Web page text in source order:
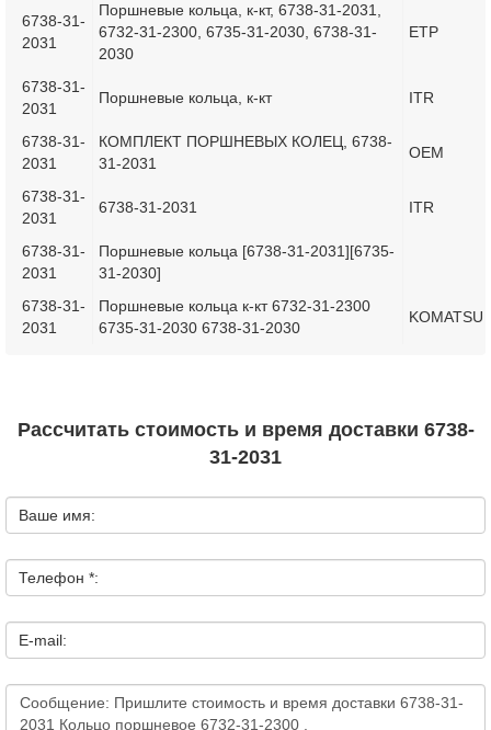
6738-31-
2031
Поршневые кольца, к-кт, 6738-31-2031,
6732-31-2300, 6735-31-2030, 6738-31-
2030
ETP
6738-31-
2031
Поршневые кольца, к-кт ITR
6738-31-
2031
КОМПЛЕКТ ПОРШНЕВЫХ КОЛЕЦ, 6738-
31-2031
OEM
6738-31-
2031
6738-31-2031 ITR
6738-31-
2031
Поршневые кольца [6738-31-2031][6735-
31-2030]
6738-31-
2031
Поршневые кольца к-кт 6732-31-2300
6735-31-2030 6738-31-2030
KOMATSU
Рассчитать стоимость и время доставки 6738-
31-2031
Ваше имя:
Телефон *:
E-mail: